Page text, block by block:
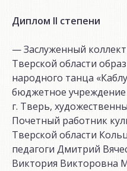
Диплом II степени
— Заслуженный
Тверской области
народного танца
бюджетное
г. Тверь,
Почетный работник
Тверской области
педагоги Дмитрий
Виктория Викторовна